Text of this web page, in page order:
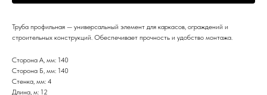
Труба профильная — универсальный элемент для каркасов, ограждений и
строительных конструкций. Обеспечивает прочность и удобство монтажа.
Сторона А, мм: 140
Сторона Б, мм: 140
Стенка, мм: 4
Длина, м: 12